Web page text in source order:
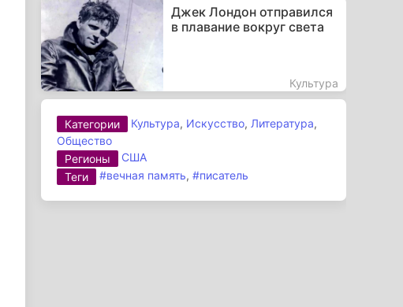
Джек Лондон отправился
в плавание вокруг света
Культура
Категории Культура, Искусство, Литература,
Общество
Регионы
США
Теги
#вечная память,#писатель